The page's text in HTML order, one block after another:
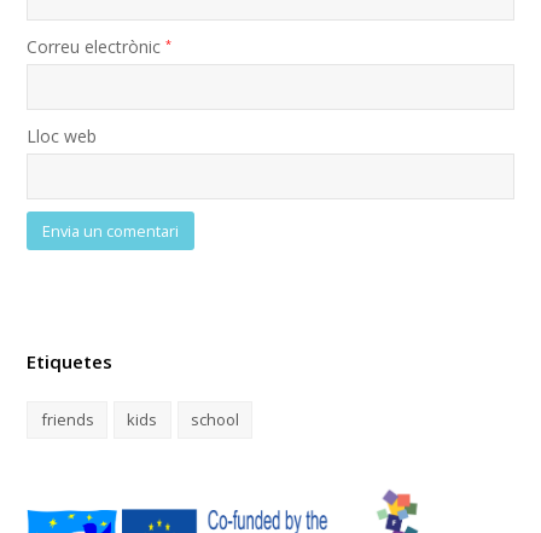
Correu electrònic*
Lloc web
Etiquetes
friends kids school